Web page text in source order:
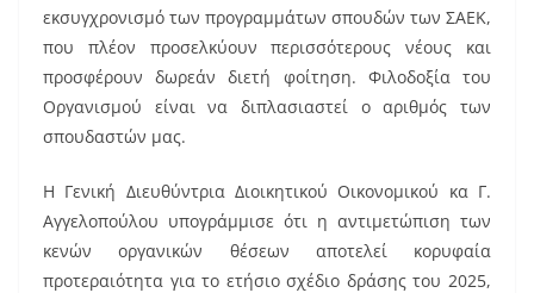
εκσυγχρονισμό των προγραμμάτων σπουδών των ΣΑΕΚ,
που πλέον προσελκύουν περισσότερους νέους και
προσφέρουν δωρεάν διετή φοίτηση. Φιλοδοξία του
Οργανισμού είναι να διπλασιαστεί ο αριθμός των
σπουδαστών μας.
Η Γενική Διευθύντρια Διοικητικού Οικονομικού κα Γ.
Αγγελοπούλου υπογράμμισε ότι η αντιμετώπιση των
κενών οργανικών θέσεων αποτελεί κορυφαία
προτεραιότητα για το ετήσιο σχέδιο δράσης του 2025,